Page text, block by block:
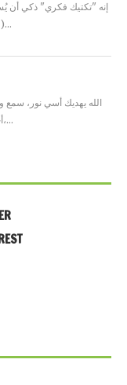
إنه "تكتيك فكري" ذكي أن
(الهدف واضح)، مع الإشادة به، مما يُخفي الأزمة…
الله يهديك أسي نور،
أحد مؤسسي البوليزاريو، لا تساهم في التضليل،…